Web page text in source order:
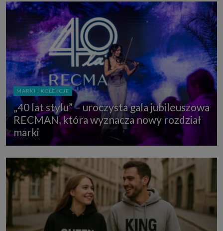
MARKI I KOLEKCJE
„40 lat stylu” – uroczysta gala jubileuszowa
RECMAN, która wyznacza nowy rozdział
marki